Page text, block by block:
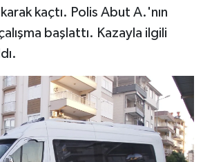
kaçtı. Polis Abut A.'nın
başlattı. Kazayla ilgili